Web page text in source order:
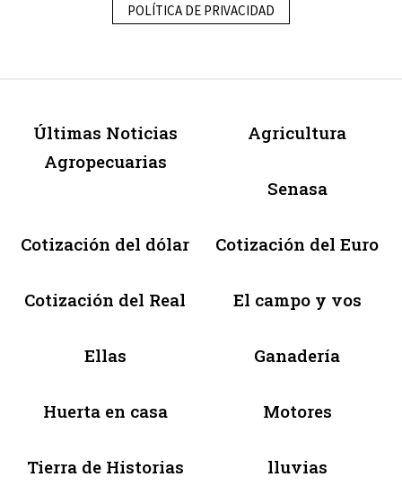
POLÍTICA DE PRIVACIDAD
Últimas Noticias
Agropecuarias
Agricultura
Senasa
Cotización del dólar Cotización del Euro
Cotización del Real El campo y vos
Ellas Ganadería
Huerta en casa Motores
Tierra de Historias lluvias